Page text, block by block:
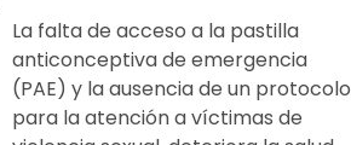
La falta de acceso a la pastilla
anticonceptiva de emergencia
(PAE) y la ausencia de un protocolo
para la atención a víctimas de